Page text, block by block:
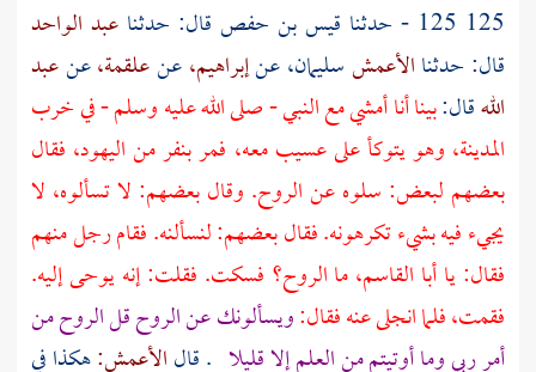
125 125 - حدثنا قيس بن حفص قال: حدثنا عبد الواحد
قال: حدثناالأعمشسليمان، عنإبراهيم،عنعلقمة،عنعبد
اللهقال:بينا أنا أمشي مع النبي - صلى الله عليه وسلم - في خرب
المدينة، وهو يتوكأ على عسيب معه، فمر بنفر مناليهود، فقال
بعضهم لبعض: سلوه عن الروح. وقال بعضهم: لا تسألوه، لا
يجيء فيه بشيء تكرهونه. فقال بعضهم: لنسألنه. فقام رجل منهم
فقال: يا أبا القاسم، ما الروح؟ فسكت. فقلت: إنه يوحى إليه.
فقمت، فلما انجلى عنه فقال:ويسألونك عن الروح قل الروح من
أمر ربي وما أوتيتم من العلم إلا قليلا . قالالأعمش:هكذا في